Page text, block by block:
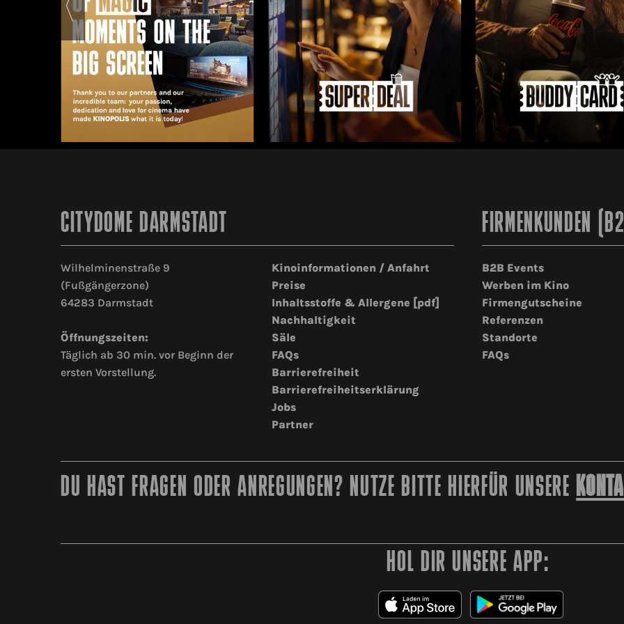
CITYDOME DARMSTADT
Wilhelminenstraße 9
(Fußgängerzone)
64283 Darmstadt
Öffnungszeiten:
Täglich ab 30 min. vor Beginn der
ersten Vorstellung.
Kinoinformationen / Anfahrt
Preise
Inhaltsstoffe & Allergene [pdf]
Nachhaltigkeit
Säle
FAQs
Barrierefreiheit
Barrierefreiheitserklärung
Jobs
Partner
FIRMENKUNDEN
B2B Events
Werben im Kino
Firmengutscheine
Referenzen
Standorte
FAQs
DU HAST FRAGEN ODER ANREGUNGEN? NUTZE BITTE HIERFÜR UNSERE
HOL DIR UNSERE APP: